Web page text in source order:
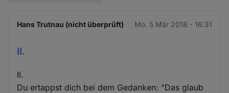
Hans Trutnau (nicht überprüft) Mo. 5 Mär 2018 - 16:31
II.
II.
Du ertappst dich bei dem Gedanken: "Das glaub